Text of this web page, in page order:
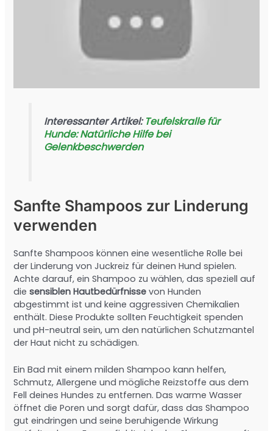
Interessanter Artikel:Teufelskralle für
Hunde: Natürliche Hilfe bei
Gelenkbeschwerden
Sanfte Shampoos zur Linderung
verwenden
Sanfte Shampoos können eine wesentliche Rolle bei
der Linderung von Juckreiz für deinen Hund spielen.
Achte darauf, ein Shampoo zu wählen, das speziell auf
diesensiblen Hautbedürfnisse von Hunden
abgestimmt ist und keine aggressiven Chemikalien
enthält. Diese Produkte sollten Feuchtigkeit spenden
und pH-neutral sein, um den natürlichen Schutzmantel
der Haut nicht zu schädigen.
Ein Bad mit einem milden Shampoo kann helfen,
Schmutz, Allergene und mögliche Reizstoffe aus dem
Fell deines Hundes zu entfernen. Das warme Wasser
öffnet die Poren und sorgt dafür, dass das Shampoo
gut eindringen und seine beruhigende Wirkung